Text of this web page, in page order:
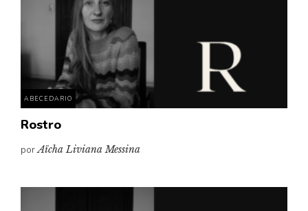
ABECEDARIO
Rostro
porAïcha Liviana Messina